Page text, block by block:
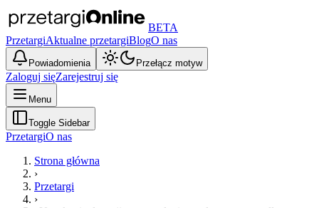
BETA
PrzetargiAktualne przetargiBlogO nas
Powiadomienia Przełącz motyw
Zaloguj sięZarejestruj się
Menu
Toggle Sidebar
PrzetargiO nas
Strona główna
›
Przetargi
›